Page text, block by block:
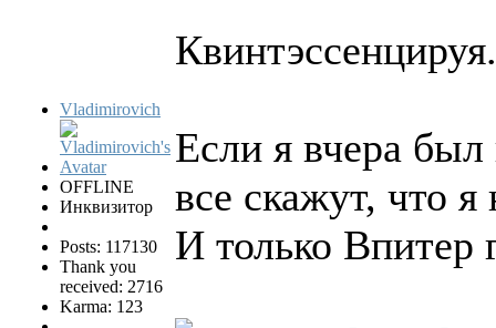
Vladimirovich
OFFLINE
Инквизитор
Posts: 117130
Thank you
received: 2716
Karma: 123
Если я вчера был
все скажут, что
И только Впитер